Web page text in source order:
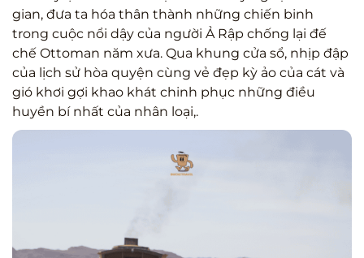
gian, đưa ta hóa thân thành những chiến binh
trong cuộc nổi dậy của người Ả Rập chống lại đế
chế Ottoman năm xưa. Qua khung cửa sổ, nhịp đập
của lịch sử hòa quyện cùng vẻ đẹp kỳ ảo của cát và
gió khơi gợi khao khát chinh phục những điều
huyền bí nhất của nhân loại,.